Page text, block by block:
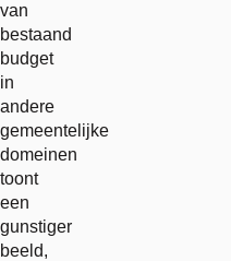
van
bestaand
budget
in
andere
gemeentelijke
domeinen
toont
een
gunstiger
beeld,